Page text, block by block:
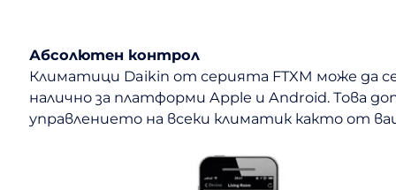
Абсолютен контрол
Климатици Daikin от серията FTXM може да
налично за платформи Apple и Android. Това
управлението на всеки климатик както от